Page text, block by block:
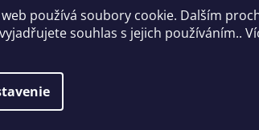
používá soubory cookie. Dalším
souhlas s jejich používáním..